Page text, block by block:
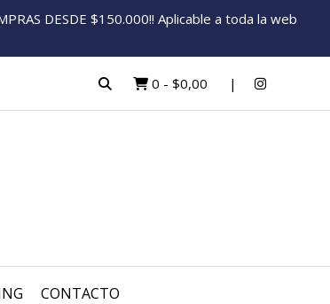
DESDE $150.000!! Aplicable a toda la web
0 - $0,00
CONTACTO